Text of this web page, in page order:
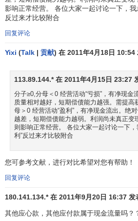
（五）现金流量对
于投资者 对企业资产如股票等的估价
年度的现金流量及其投资者的预期投资
充足， 企业投资 风险越小，投资者要
的价值越大。企业价值最大化正是理
业理财行为都是为实现这一目标而进
（六）现金流量对企业破产界定的
亏损，不能清偿到期债务的，可依法宣
界限，这与以往的“
分析，若企业不能以财产、信用或能
资金周转困难等暂时延期支付，即使
影响正常经营。 各位大家一起讨论一下，我
反过来才比较附合
回复评论
Yixi (Talk | 贡献) 在 2011年4月18日 10:54
113.89.144.* 在 2011年4月15日 23:27
分子≥0,分母＜0 经营活动“亏损”，有净现金
质量相对越好，短期偿债能力越强。需提高
母＞0 经营活动“盈利”，有净现金流出。绝
越差，短期偿债能力越弱。利润尚未真正变
则影响正常经营。 各位大家一起讨论一下，
利”反过来才比较附合
您可参考文献，进行对比希望对您有帮助！
回复评论
180.141.134.* 在 2011年9月20日 16:37 发
其他应心款，其他应付款属于现金流量吗？